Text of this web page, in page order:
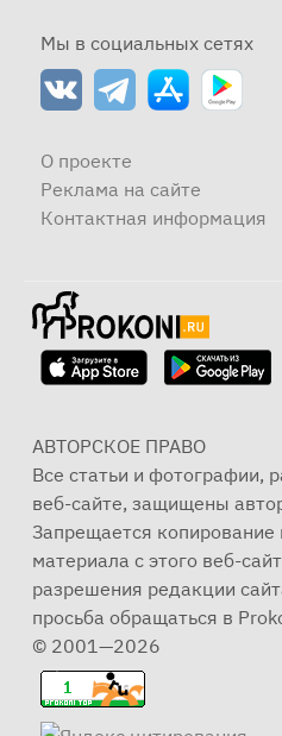
Мы в социальных сетях
О проекте
Реклама на сайте
Контактная информация
АВТОРСКОЕ ПРАВО
Все статьи и фотографии,
веб-сайте, защищены
Запрещается копирование
материала с этого веб-
разрешения редакции
просьба обращаться в
© 2001—2026